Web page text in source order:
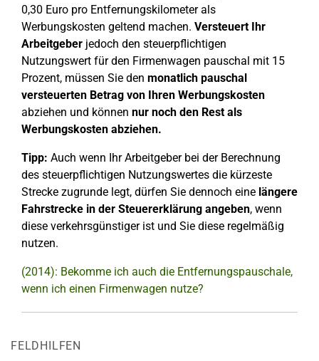
0,30 Euro pro Entfernungskilometer als
Werbungskosten geltend machen. Versteuert Ihr
Arbeitgeber jedoch den steuerpflichtigen
Nutzungswert für den Firmenwagen pauschal mit 15
Prozent, müssen Sie den monatlich pauschal
versteuerten Betrag von Ihren Werbungskosten
abziehen und können nur noch den Rest als
Werbungskosten abziehen.
Tipp: Auch wenn Ihr Arbeitgeber bei der Berechnung
des steuerpflichtigen Nutzungswertes die kürzeste
Strecke zugrunde legt, dürfen Sie dennoch eine längere
Fahrstrecke in der Steuererklärung angeben, wenn
diese verkehrsgünstiger ist und Sie diese regelmäßig
nutzen.
(2014): Bekomme ich auch die Entfernungspauschale,
wenn ich einen Firmenwagen nutze?
FELDHILFEN